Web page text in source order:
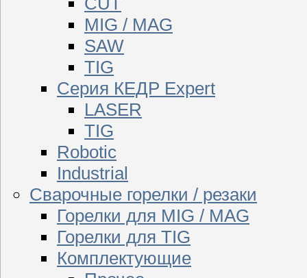
MIG / MAG
SAW
TIG
Серия КЕДР Expert
LASER
TIG
Robotic
Industrial
Сварочные горелки / резаки
Горелки для MIG / MAG
Горелки для TIG
Комплектующие